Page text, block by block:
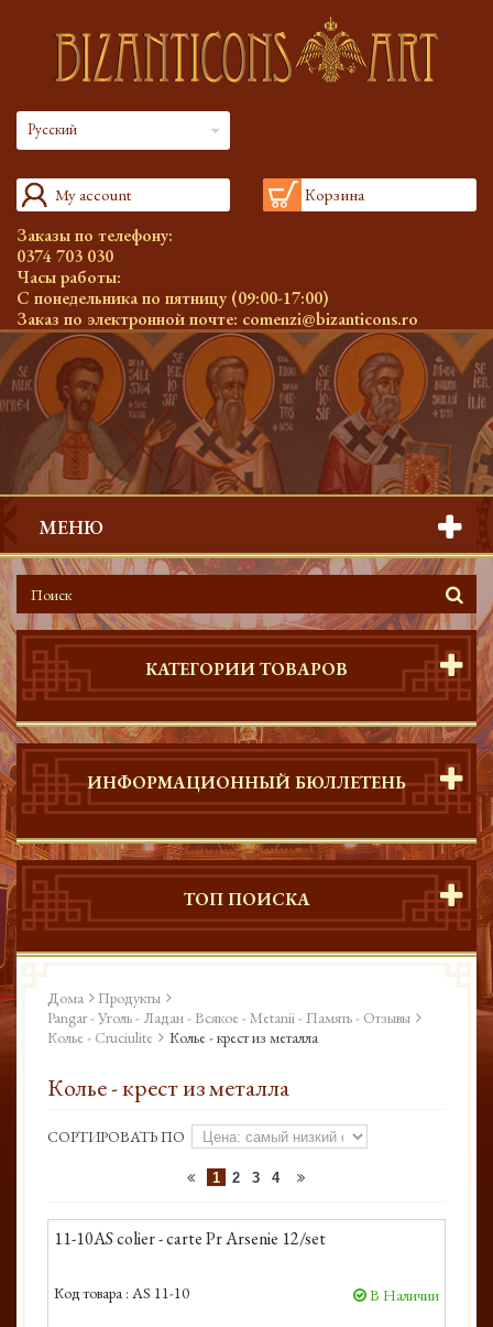
Русский
My account Корзина
Заказы по телефону:
0374 703 030
Часы работы:
С понедельника по пятницу (09:00-17:00)
Заказ по электронной почте: comenzi@bizanticons.ro
МЕНЮ
КАТЕГОРИИ ТОВАРОВ
ИНФОРМАЦИОННЫЙ БЮЛЛЕТЕНЬ
ТОП ПОИСКА
Дома
Продукты
Pangar - Уголь - Ладан - Всякое - Metanii - Память - Отзывы
Колье - Cruciulite
Колье - крест из металла
Колье - крест из металла
СОРТИРОВАТЬ ПО
1 2 3 4
11-10AS colier - carte Pr Arsenie 12/set
Код товара : AS 11-10 В Наличии